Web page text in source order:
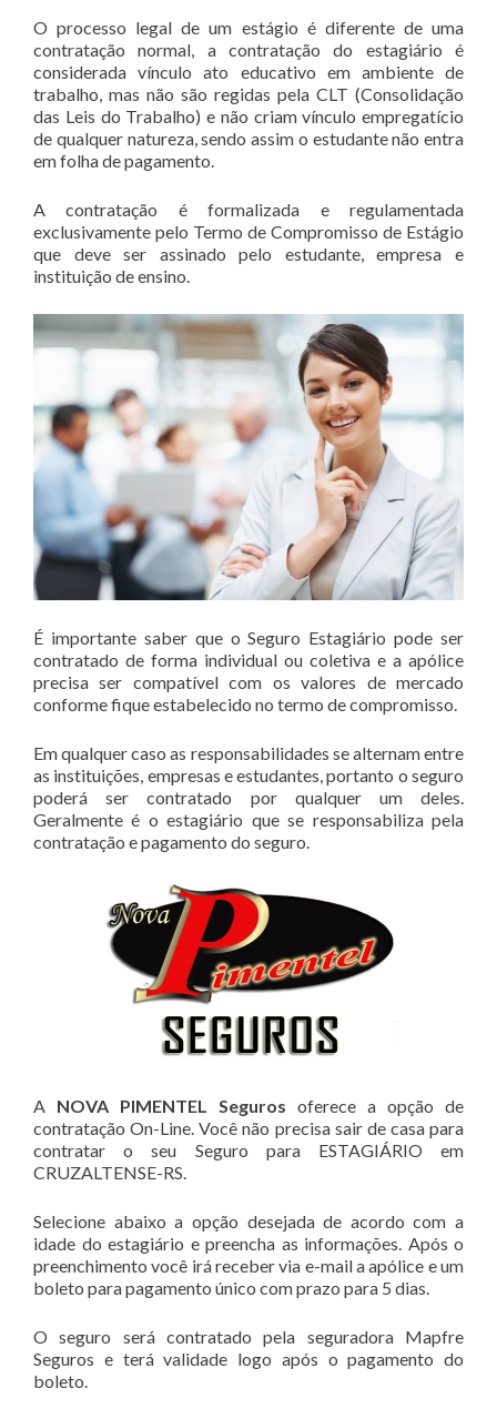
O processo legal de um estágio é diferente de uma
contratação normal, a contratação do estagiário é
considerada vínculo ato educativo em ambiente de
trabalho, mas não são regidas pela CLT (Consolidação
das Leis do Trabalho) e não criam vínculo empregatício
de qualquer natureza, sendo assim o estudante não entra
em folha de pagamento.
A contratação é formalizada e regulamentada
exclusivamente pelo Termo de Compromisso de Estágio
que deve ser assinado pelo estudante, empresa e
instituição de ensino.
É importante saber que o Seguro Estagiário pode ser
contratado de forma individual ou coletiva e a apólice
precisa ser compatível com os valores de mercado
conforme fique estabelecido no termo de compromisso.
Em qualquer caso as responsabilidades se alternam entre
as instituições, empresas e estudantes, portanto o seguro
poderá ser contratado por qualquer um deles.
Geralmente é o estagiário que se responsabiliza pela
contratação e pagamento do seguro.
A NOVA PIMENTEL Seguros oferece a opção de
contratação On-Line. Você não precisa sair de casa para
contratar o seu Seguro para ESTAGIÁRIO em
CRUZALTENSE-RS.
Selecione abaixo a opção desejada de acordo com a
idade do estagiário e preencha as informações. Após o
preenchimento você irá receber via e-mail a apólice e um
boleto para pagamento único com prazo para 5 dias.
O seguro será contratado pela seguradora Mapfre
Seguros e terá validade logo após o pagamento do
boleto.